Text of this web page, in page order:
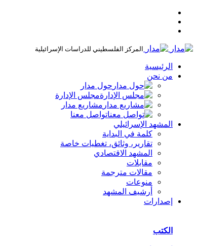
المركز الفلسطيني للدراسات الإسرائيلية
الرئيسية
من نحن
حول مدار
مجلس الإدارة
مشاريع مدار
تواصل معنا
المشهد الإسرائيلي
كلمة في البداية
تقارير، وثائق، تغطيات خاصة
المشهد الاقتصادي
مقابلات
مقالات مترجمة
منوعات
أرشيف المشهد
إصدارات
الكتب